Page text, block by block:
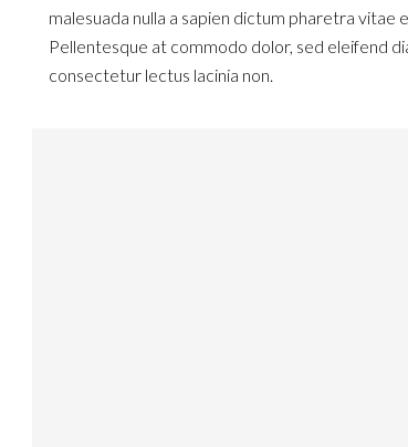
malesuada nulla a sapien dictum pharetra vitae
Pellentesque at commodo dolor, sed eleifend
consectetur lectus lacinia non.